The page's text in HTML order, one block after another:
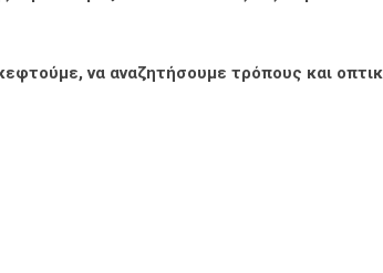
να αναζητήσουμε τρόπους και